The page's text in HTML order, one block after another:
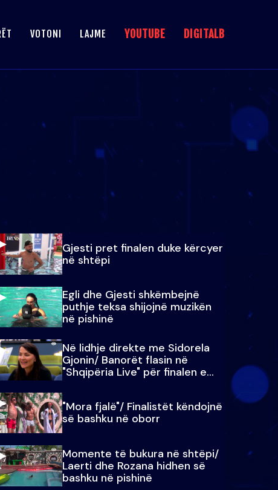
VOTONI LAJME YOUTUBE DIGITALB
Gjesti pret finalen duke kërcyer
në shtëpi
Egli dhe Gjesti shkëmbejnë
puthje teksa shijojnë muzikën
në pishinë
Në lidhje direkte me Sidorela
Gjonin/ Banorët flasin në
"Shqipëria Live" për finalen e
madhe
"Mora fjalë"/ Finalistët këndojnë
së bashku në oborr
Momente të bukura në shtëpi/
Laerti dhe Rozana hidhen së
bashku në pishinë